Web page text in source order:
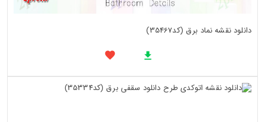
دانلود نقشه نماد برق (کد35467)